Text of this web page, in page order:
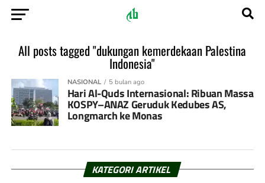
All posts tagged "dukungan kemerdekaan Palestina
Indonesia"
NASIONAL 5 bulan ago
Hari Al-Quds Internasional: Ribuan Massa
KOSPY–ANAZ Geruduk Kedubes AS,
Longmarch ke Monas
KATEGORI ARTIKEL